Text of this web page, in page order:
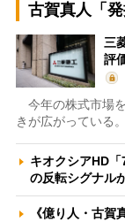
古賀真人「発
三
評
今年の株式市場
きが広がっている
キオクシアHD
の反転シグナ
《億り人・古賀